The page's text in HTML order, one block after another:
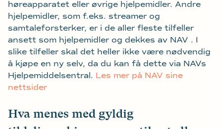
høreapparatet eller øvrige hjelpemidler. Andre
hjelpemidler, som f.eks. streamer og
samtaleforsterker, er i de aller fleste tilfeller
ansett som hjelpemidler og dekkes av NAV . I
slike tilfeller skal det heller ikke være nødvendig
å kjøpe en ny selv, da du kan få dette via NAVs
Hjelpemiddelsentral. Les mer på NAV sine
nettsider
Hva menes med gyldig